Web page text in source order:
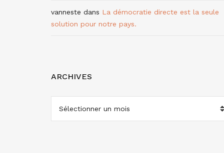
vanneste dans La démocratie directe est la seule
solution pour notre pays.
ARCHIVES
ARCHIVES